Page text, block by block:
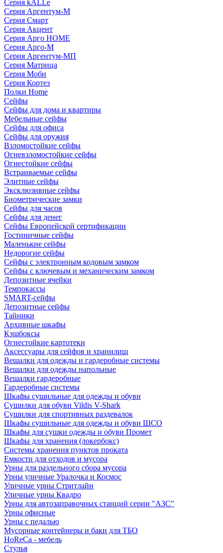
Серия kALLe
Серия Аргентум-М
Серия Смарт
Серия Акцент
Серия Арго HOME
Серия Арго-М
Серия Аргентум-МП
Серия Матрица
Серия Моби
Серия Кортез
Полки Home
Сейфы
Сейфы для дома и квартиры
Мебельные сейфы
Сейфы для офиса
Сейфы для оружия
Взломостойкие сейфы
Огневзломостойкие сейфы
Огнестойкие сейфы
Встраиваемые сейфы
Элитные сейфы
Эксклюзивные сейфы
Биометрические замки
Сейфы для часов
Сейфы для денег
Сейфы Европейской сертификации
Гостиничные сейфы
Маленькие сейфы
Недорогие сейфы
Сейфы с электронным кодовым замком
Сейфы с ключевым и механическим замком
Депозитные ячейки
Темпокассы
SMART-сейфы
Депозитные сейфы
Тайники
Архивные шкафы
Кэшбоксы
Огнестойкие картотеки
Аксессуары для сейфов и хранилищ
Вешалки для одежды и гардеробные системы
Вешалки для одежды напольные
Вешалки гардеробные
Гардеробные системы
Шкафы сушильные для одежды и обуви
Сушилки для обуви Vildis V-Shark
Сушилки для спортивных раздевалок
Шкафы сушильные для одежды и обуви ШСО
Шкафы для сушки одежды и обуви Промет
Шкафы для хранения (локербокс)
Системы хранения пунктов проката
Емкости для отходов и мусора
Урны для раздельного сбора мусора
Урны уличные Уралочка и Космос
Уличные урны Стритлайн
Уличные урны Квадро
Урны для автозаправочных станций серии "АЗС"
Урны офисные
Урны с педалью
Мусорные контейнеры и баки для ТБО
HoReCa - мебель
Стулья